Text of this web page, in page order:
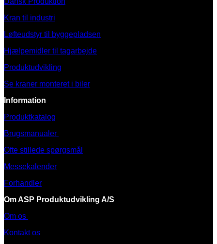
Kran til industri
Løfteudstyr til byggepladsen
Hjælpemidler til tagarbejde
Produktudvikling
Se kraner monteret i biler
Information
Produktkatalog
Brugsmanualer
Ofte stillede spørgsmål
Messekalender
Forhandler
Om ASP Produktudvikling A/S
Om os
Kontakt os